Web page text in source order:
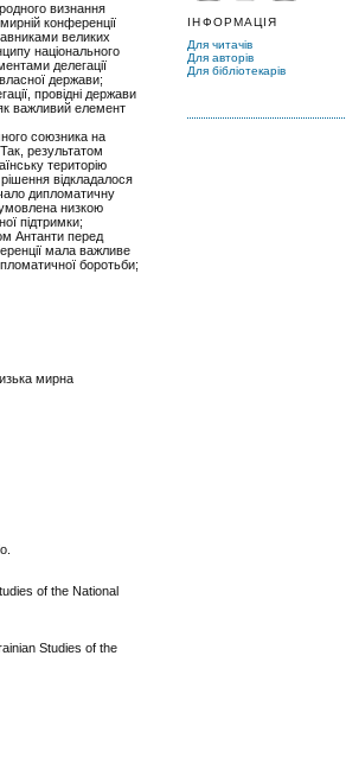
ІНФОРМАЦІЯ
Для читачів
Для авторів
Для бібліотекарів
визнання
конференції
великих
національного
делегації
держави;
провідні держави
важливий елемент
союзника на
результатом
територію
відкладалося
дипломатичну
низкою
підтримки;
Антанти перед
мала важливе
боротьби;
мирна
of the National
Studies of the